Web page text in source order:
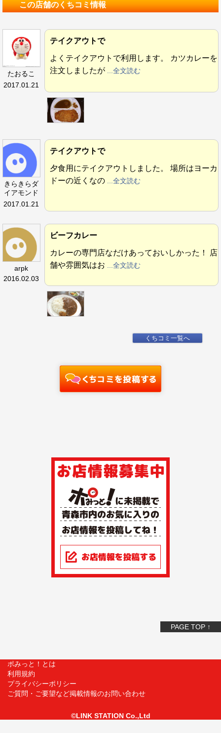
この店舗のくちコミ情報
たおるこ
2017.01.21
テイクアウトで
よくテイクアウトで利用します。 カツカレーを
注文しましたが
...全文読む
きらきらダ
イアモンド
2017.01.21
テイクアウトで
夕食用にテイクアウトしました。 場所はヨーカ
ドーの近くなの
...全文読む
arpk
2016.02.03
ビーフカレー
カレーの専門店なだけあっておいしかった！ 店
舗や雰囲気はお
...全文読む
くちコミ一覧へ
PAGE TOP ↑
ポみっと！とは
利用規約
プライバシーポリシー
ご質問・ご要望など掲載情報のお問い合わせ
©LINK STATION Co.,Ltd